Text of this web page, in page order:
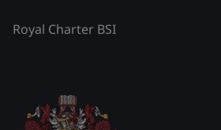
Royal Charter BSI